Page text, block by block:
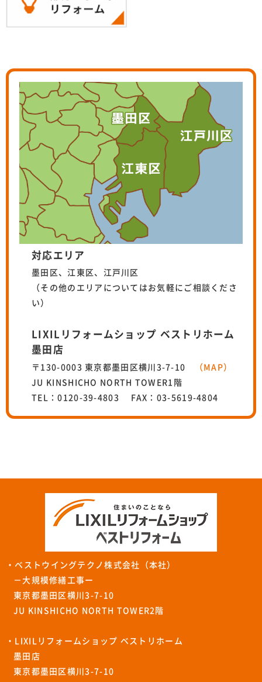
対応エリア
墨田区、江東区、江戸川区
（その他のエリアについてはお気軽にご相談くださ
い）
LIXILリフォームショップ ベストリホーム
墨田店
〒130-0003 東京都墨田区横川3-7-10
（MAP）
JU KINSHICHO NORTH TOWER1階
TEL：0120-39-4803 FAX：03-5619-4804
・ベストウイングテクノ株式会社（本社）
－大規模修繕工事ー
東京都墨田区横川3-7-10
JU KINSHICHO NORTH TOWER2階
・LIXILリフォームショップ ベストリホーム
墨田店
東京都墨田区横川3-7-10